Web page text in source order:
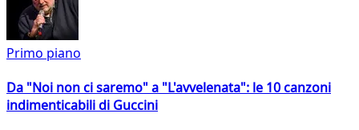
Primo piano
Da "Noi non ci saremo" a "L'avvelenata": le 10 canzoni
indimenticabili di Guccini